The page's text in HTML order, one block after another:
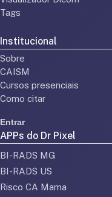
Tags
Institucional
Sobre
CAISM
Cursos presenciais
Como citar
Entrar
APPs do Dr Pixel
BI-RADS MG
BI-RADS US
Risco CA Mama